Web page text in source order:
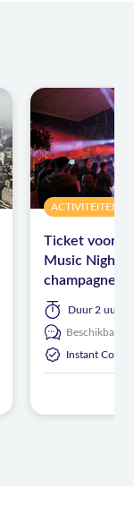
ACTIVITEITEN
Ticket voor
Music Night
champagne
Duur 2 uur
Beschikbaar
Instant